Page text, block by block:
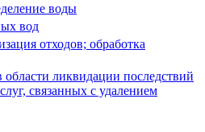
воды
вод
отходов; обработка
области ликвидации последствий
связанных с удалением